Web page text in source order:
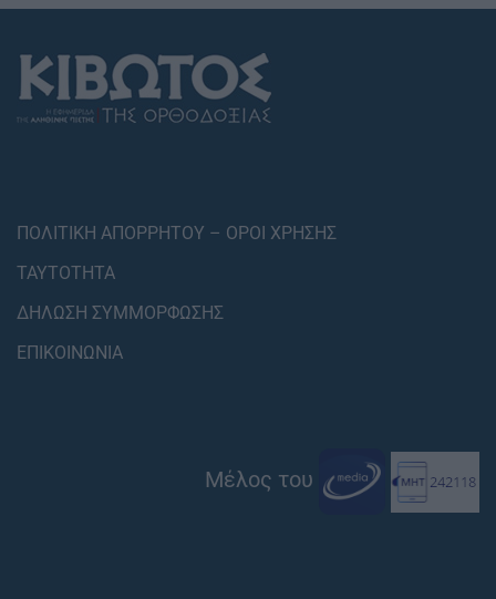
ΠΟΛΙΤΙΚΗ ΑΠΟΡΡΗΤΟΥ – ΟΡΟΙ ΧΡΗΣΗΣ
ΤΑΥΤΟΤΗΤΑ
ΔΗΛΩΣΗ ΣΥΜΜΟΡΦΩΣΗΣ
ΕΠΙΚΟΙΝΩΝΙΑ
Μέλος του